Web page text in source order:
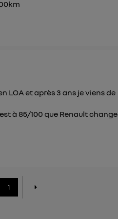
LOA et après 3 ans je viens de
à 85/100 que Renault
1